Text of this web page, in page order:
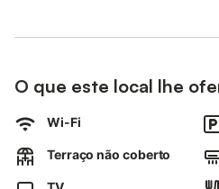
também estão disponíveis.
Este aluguer de férias dispõe de
um terraço aberto e comodidades
A propriedade está localizada
transportes públicos estão a uma
Está disponível estacionamento
O que este local lhe
Wi-Fi
Terraço não coberto